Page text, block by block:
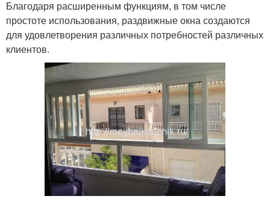
Благодаря расширенным функциям, в том числе
простоте использования, раздвижные окна создаются
для удовлетворения различных потребностей различных
клиентов.